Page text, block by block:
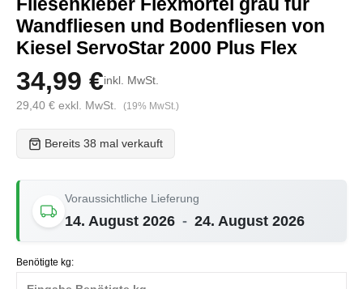
Fliesenkleber Flexmörtel grau für
Wandfliesen und Bodenfliesen von
Kiesel ServoStar 2000 Plus Flex
34,99 €inkl. MwSt.
29,40 € exkl. MwSt. (19% MwSt.)
Bereits 38 mal verkauft
Voraussichtliche Lieferung
14. August 2026 - 24. August 2026
Benötigte kg: